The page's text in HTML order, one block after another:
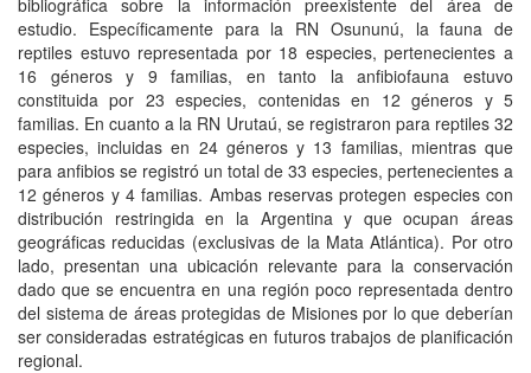
bibliográfica sobre la información preexistente del área de
estudio. Específicamente para la RN Osununú, la fauna de
reptiles estuvo representada por 18 especies, pertenecientes a
16 géneros y 9 familias, en tanto la anfibiofauna estuvo
constituida por 23 especies, contenidas en 12 géneros y 5
familias. En cuanto a la RN Urutaú, se registraron para reptiles 32
especies, incluidas en 24 géneros y 13 familias, mientras que
para anfibios se registró un total de 33 especies, pertenecientes a
12 géneros y 4 familias. Ambas reservas protegen especies con
distribución restringida en la Argentina y que ocupan áreas
geográficas reducidas (exclusivas de la Mata Atlántica). Por otro
lado, presentan una ubicación relevante para la conservación
dado que se encuentra en una región poco representada dentro
del sistema de áreas protegidas de Misiones por lo que deberían
ser consideradas estratégicas en futuros trabajos de planificación
regional.